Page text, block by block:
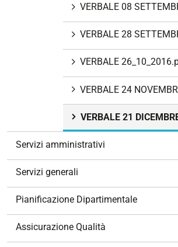
VERBALE 08
VERBALE 28
VERBALE
VERBALE 24
VERBALE 21
Servizi amministrativi
Servizi generali
Pianificazione Dipartimentale
Assicurazione Qualità